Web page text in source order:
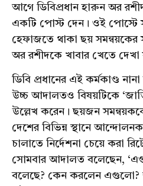
আগে ডিবিপ্রধান হারুন অর
একটি পোস্ট দেন। ওই পোস্টে
হেফাজতে থাকা ছয় সমন্বয়কের
অর রশীদকে খাবার খেতে দেখা
ডিবি প্রধানের এই কর্মকাণ্ড
উচ্চ আদালতও বিষয়টিকে
উল্লেখ করেন। ছয়জন
দেশের বিভিন্ন স্থানে
চালাতে নির্দেশনা চেয়ে করা
সোমবার আদালত বলেছেন,
বলেছে? কেন করলেন এগুলো?